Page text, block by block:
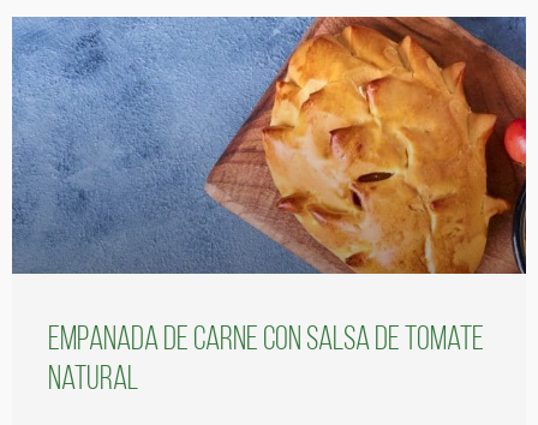
Empanada de carne con salsa de tomate
natural